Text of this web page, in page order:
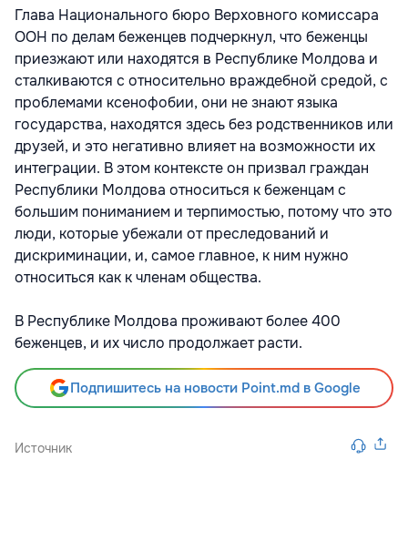
Глава Национального бюро Верховного комиссара
ООН по делам беженцев подчеркнул, что беженцы
приезжают или находятся в Республике Молдова и
сталкиваются с относительно враждебной средой, с
проблемами ксенофобии, они не знают языка
государства, находятся здесь без родственников или
друзей, и это негативно влияет на возможности их
интеграции. В этом контексте он призвал граждан
Республики Молдова относиться к беженцам с
большим пониманием и терпимостью, потому что это
люди, которые убежали от преследований и
дискриминации, и, самое главное, к ним нужно
относиться как к членам общества.
В Республике Молдова проживают более 400
беженцев, и их число продолжает расти.
Подпишитесь на новости Point.md в Google
Источник